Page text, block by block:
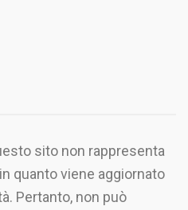
sito non rappresenta
quanto viene aggiornato
Pertanto, non può